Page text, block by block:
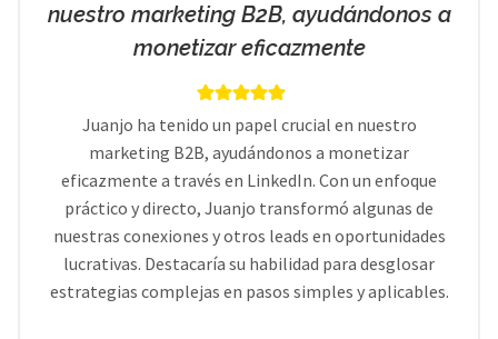
nuestro marketing B2B, ayudándonos a
monetizar eficazmente
Juanjo ha tenido un papel crucial en nuestro
marketing B2B, ayudándonos a monetizar
eficazmente a través en LinkedIn. Con un enfoque
práctico y directo, Juanjo transformó algunas de
nuestras conexiones y otros leads en oportunidades
lucrativas. Destacaría su habilidad para desglosar
estrategias complejas en pasos simples y aplicables.